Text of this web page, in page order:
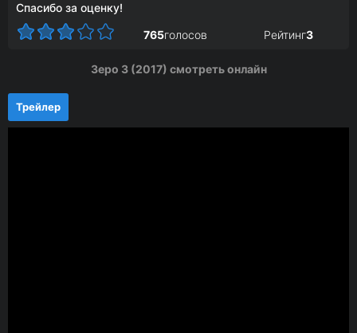
Спасибо за оценку!
765голосов Рейтинг3
Зеро 3 (2017) смотреть онлайн
Трейлер